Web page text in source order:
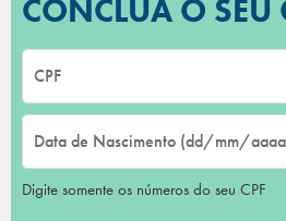
CONCLUA O SEU
Digite somente os números do seu CPF